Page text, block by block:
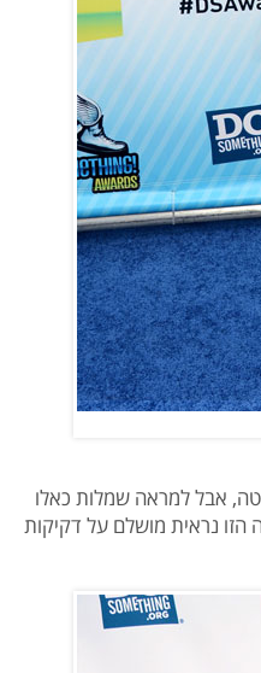
אבל למראה שמלות כאלו
נראית מושלם על דקיקות